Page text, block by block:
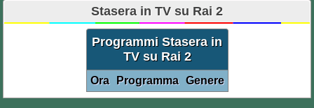
Stasera in TV su Rai 2
Programmi Stasera in
TV su Rai 2
Ora Programma Genere